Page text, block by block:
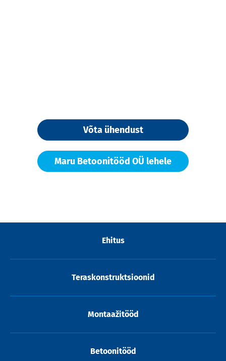
Võta ühendust
Maru Betoonitööd OÜ lehele
Ehitus
Teraskonstruktsioonid
Montaažitööd
Betoonitööd